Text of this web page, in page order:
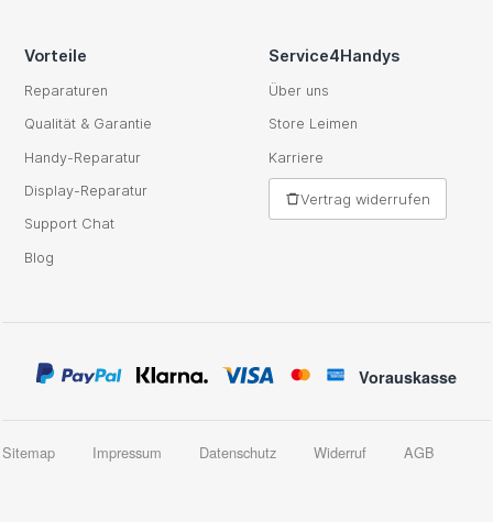
Vorteile
Reparaturen
Qualität & Garantie
Handy-Reparatur
Display-Reparatur
Support Chat
Blog
Service4Handys
Über uns
Store Leimen
Karriere
Vertrag widerrufen
Sitemap Impressum Datenschutz Widerruf AGB
Vorauskasse